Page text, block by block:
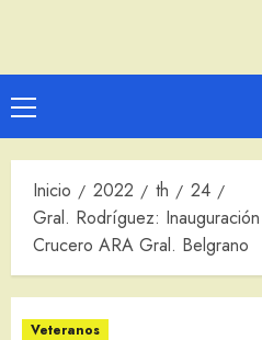
Menú
principal
Inicio 2022 th
24
Gral. Rodríguez:
Crucero ARA Gral. Belgrano
Veteranos